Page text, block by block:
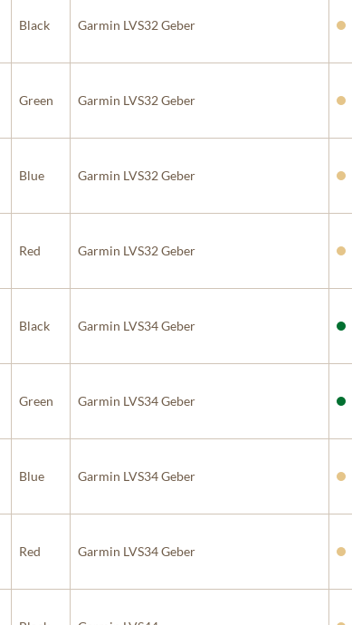
Black Garmin LVS32 Geber
Green Garmin LVS32 Geber
Blue Garmin LVS32 Geber
Red Garmin LVS32 Geber
Black Garmin LVS34 Geber
Green Garmin LVS34 Geber
Blue Garmin LVS34 Geber
Red Garmin LVS34 Geber